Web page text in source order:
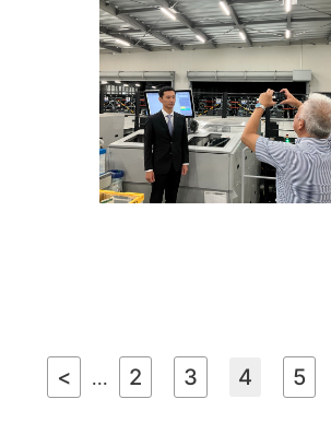
< ... 2 3 4 5